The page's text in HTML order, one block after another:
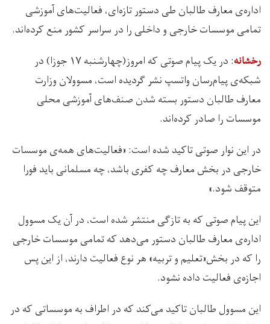
اداره‌ی معارف طالبان طی دستور تازه‌ای، فعالیت‌‌های آموزشی
تمامی موسسات خارجی و داخلی را در سراسر کشور منع کرده‌اند.
رخشانه
: در یک پیام صوتی که امروز(چهارشنبه ۱۷ جوزا) در
شبکه‌‌ی پیام‌رسان واتسپ نشر گردیده است، مسوولان وزارت
معارف طالبان دستور بسته شدن صنف‌های آموزشی محلی
موسسات را صادر کرده‌اند.
در این نوار صوتی تاکید شده است: «فعالیت‌های همه‌ی موسسات
خارجی در بخش معارف چه کفری باشد، چه مسلمانی باید فورا
متوقف شود.»
این‌ پیام صوتی که به تازگی منتشر شده است، در آن یک مسوول
اداره‌ی معارف طالبان دستور می‌دهد که تمامی موسسات خارجی
را که در بخش«تعلیم و تربیه» هر نوع فعالیت دارند، از این پس
اجازه‌ی فعالیت داده نشود.
این مسوول طالبان تاکید می‌کند که در اطراف به موسساتی که در